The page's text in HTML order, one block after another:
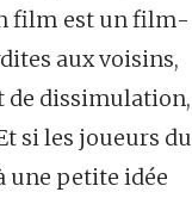
film est un film-
aux voisins,
de dissimulation,
si les joueurs du
une petite idée